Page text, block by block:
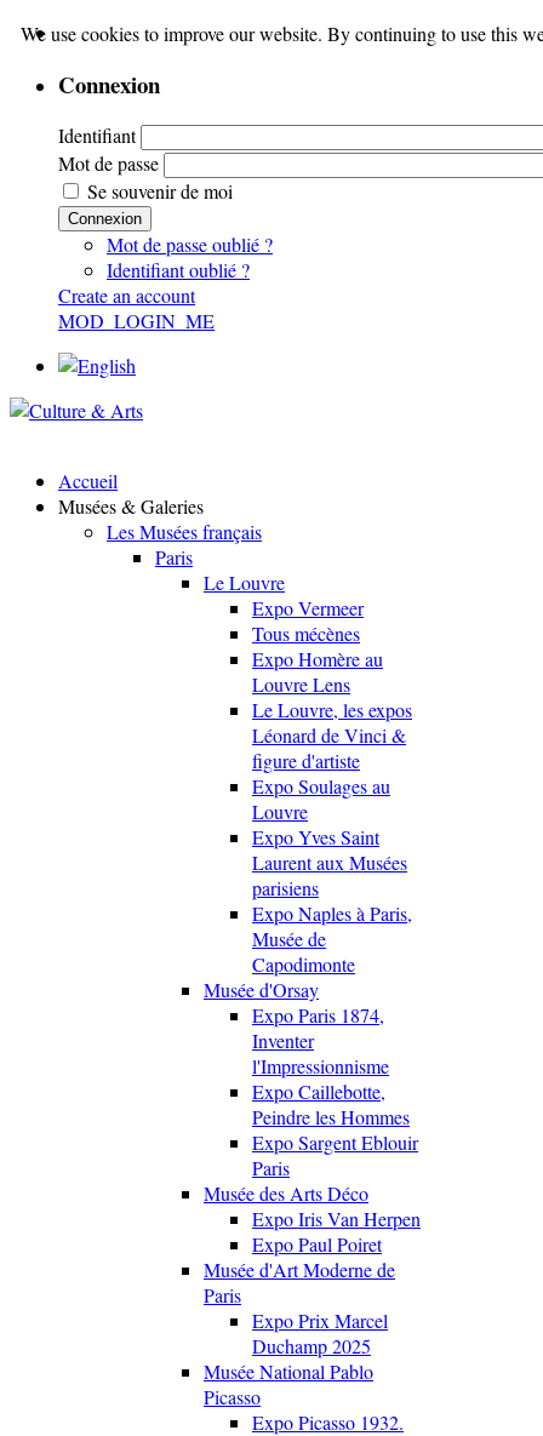
Connexion
Identifiant
Mot de passe
Se souvenir de moi
Connexion
Mot de passe oublié ?
Identifiant oublié ?
Create an account
MOD_LOGIN_ME
Accueil
Musées & Galeries
Les Musées français
Paris
Le Louvre
Expo Vermeer
Tous mécènes
Expo Homère au
Louvre Lens
Le Louvre, les expos
Léonard de Vinci &
figure d'artiste
Expo Soulages au
Louvre
Expo Yves Saint
Laurent aux Musées
parisiens
Expo Naples à Paris,
Musée de
Capodimonte
Musée d'Orsay
Expo Paris 1874,
Inventer
l'Impressionnisme
Expo Caillebotte,
Peindre les Hommes
Expo Sargent Eblouir
Paris
Musée des Arts Déco
Expo Iris Van Herpen
Expo Paul Poiret
Musée d'Art Moderne de
Paris
Expo Prix Marcel
Duchamp 2025
Musée National Pablo
Picasso
Expo Picasso 1932.
We use cookies to improve our website. By continuing to use this